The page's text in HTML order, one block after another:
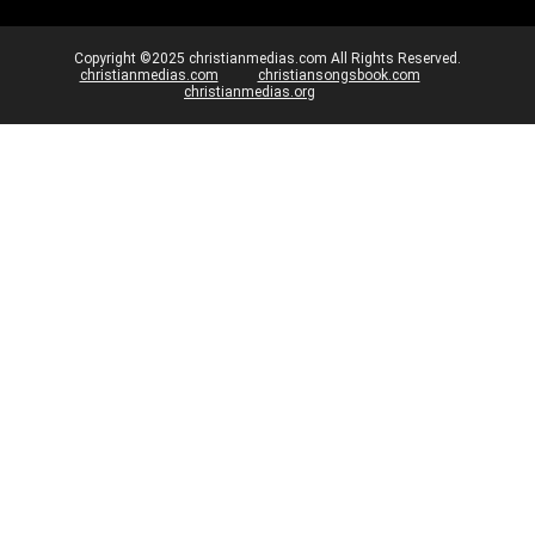
Copyright ©2025 christianmedias.com All Rights Reserved.
christianmedias.com
christiansongsbook.com
christianmedias.org